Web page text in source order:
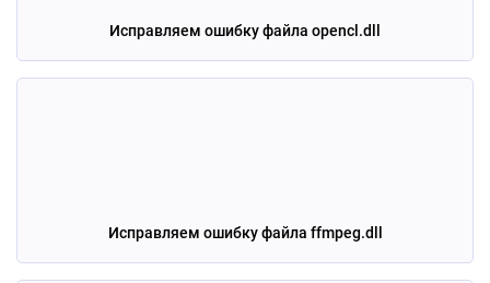
Исправляем ошибку файла opencl.dll
Исправляем ошибку файла ffmpeg.dll